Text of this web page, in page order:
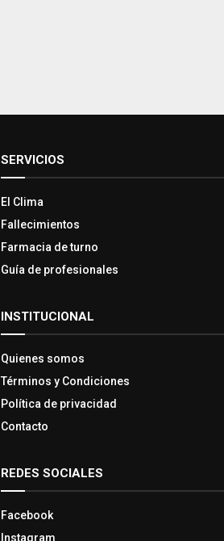
SERVICIOS
El Clima
Fallecimientos
Farmacia de turno
Guía de profesionales
INSTITUCIONAL
Quienes somos
Términos y Condiciones
Política de privacidad
Contacto
REDES SOCIALES
Facebook
Instagram